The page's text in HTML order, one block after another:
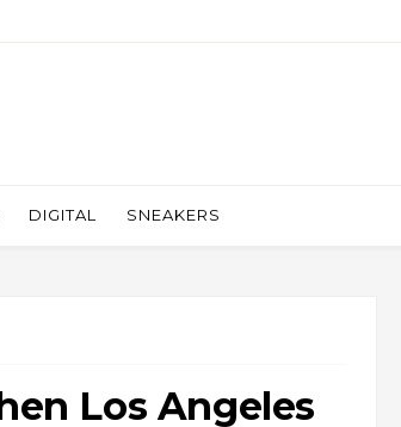
DIGITAL SNEAKERS
Los Angeles